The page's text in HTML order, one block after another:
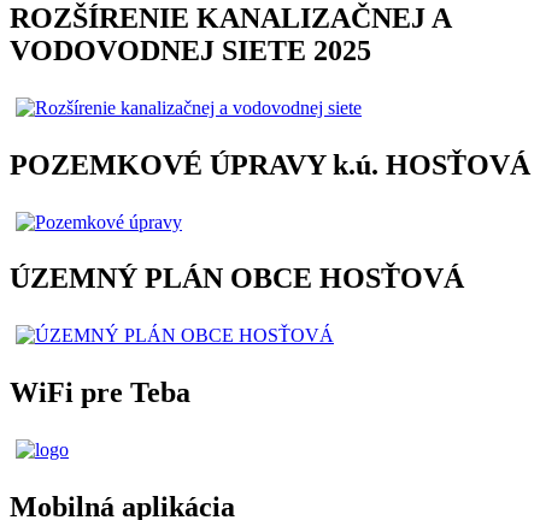
ROZŠÍRENIE KANALIZAČNEJ A
VODOVODNEJ SIETE 2025
POZEMKOVÉ ÚPRAVY k.ú. HOSŤOVÁ
ÚZEMNÝ PLÁN OBCE HOSŤOVÁ
WiFi pre Teba
Mobilná aplikácia